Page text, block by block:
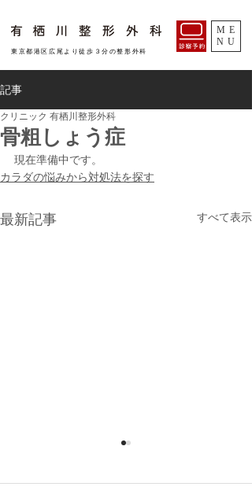
​東京都港区広尾より徒歩３分の整形外科
ME
NU
記事
骨粗しょう症
クリニック 有栖川整形外科
現在準備中です。
​カラダの悩みから対処法を探す
最新記事 すべて表示
現在準備中です。